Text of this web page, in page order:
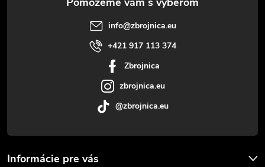
Informácie pre vás
info@zbrojnica.eu
+421 917 113 374
Zbrojnica
zbrojnica.eu
@zbrojnica.eu